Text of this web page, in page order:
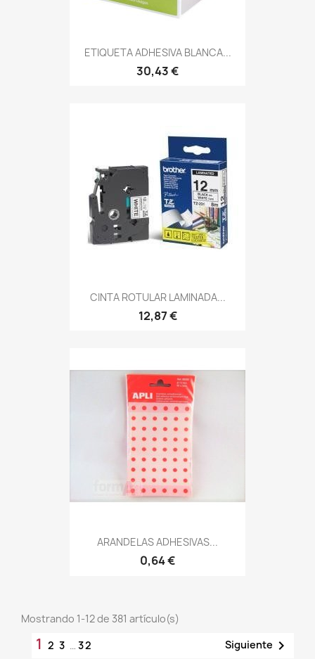
ETIQUETA ADHESIVA BLANCA...
30,43 €
CINTA ROTULAR LAMINADA...
12,87 €
ARANDELAS ADHESIVAS...
0,64 €
Mostrando 1-12 de 381 artículo(s)
1 2 3 … 32 Siguiente 